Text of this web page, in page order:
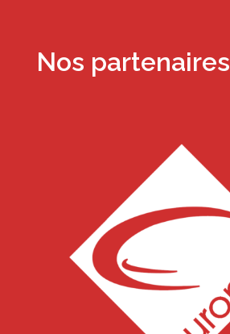
Nos partenaires